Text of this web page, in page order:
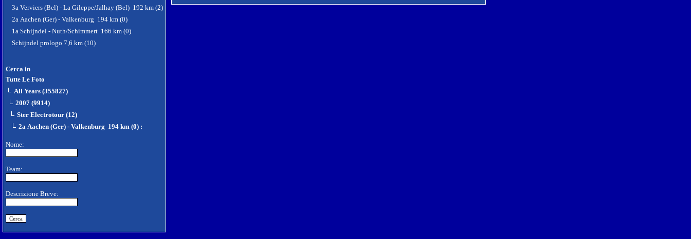
3a Verviers (Bel) - La Gileppe/Jalhay (Bel) 192 km (2)
2a Aachen (Ger) - Valkenburg 194 km (0)
1a Schijndel - Nuth/Schimmert 166 km (0)
Schijndel prologo 7,6 km (10)
Cerca in
Tutte Le Foto
All Years (355827)
2007 (9914)
Ster Electrotour (12)
2a Aachen (Ger) - Valkenburg 194 km (0) :
Nome:
Team:
Descrizione Breve: